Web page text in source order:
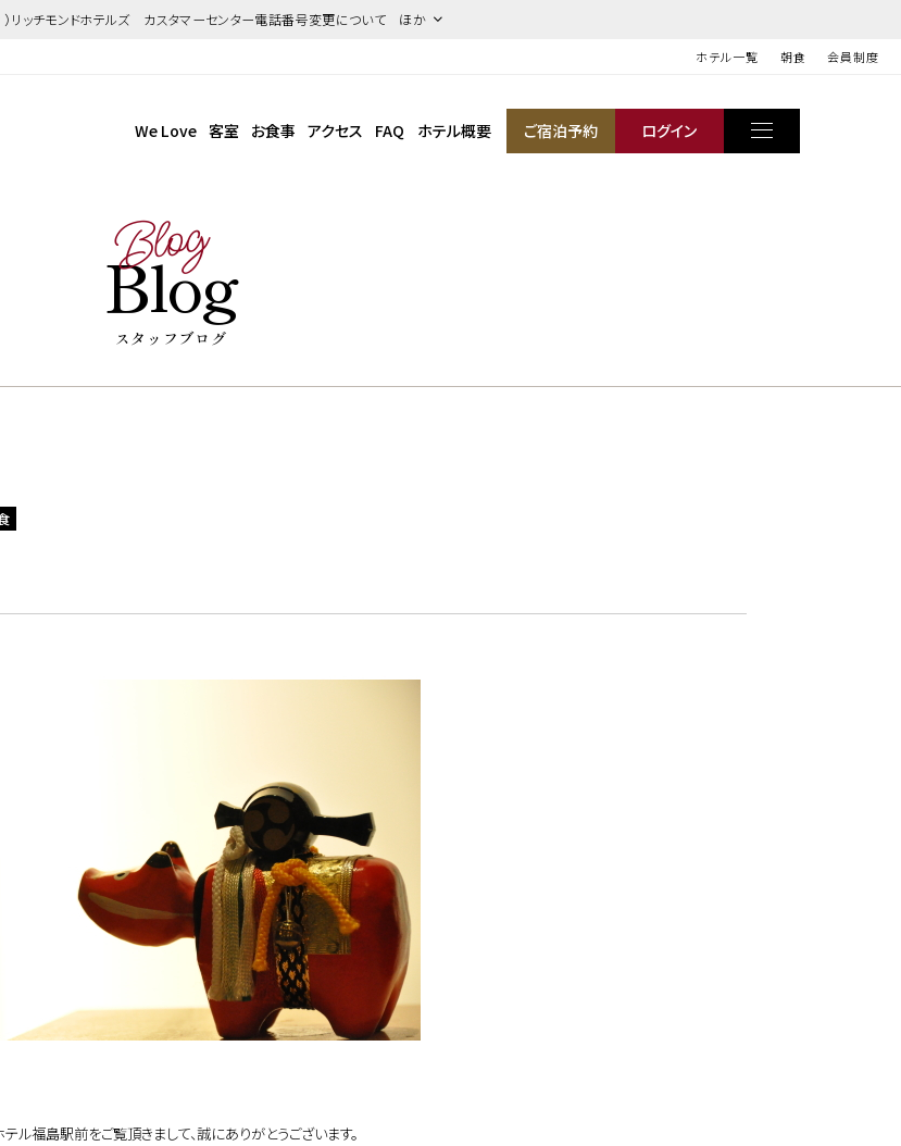
）リッチモンドホテルズ カスタマーセンター電話番号変更について ほか
ホテル一覧 朝食 会員制度
We Love 客室 お食事 アクセス FAQ ホテル概要 ご宿泊予約 ログイン
Blog
Blog
スタッフブログ
ル福島駅前をご覧頂きまして、誠にありがとうございます。